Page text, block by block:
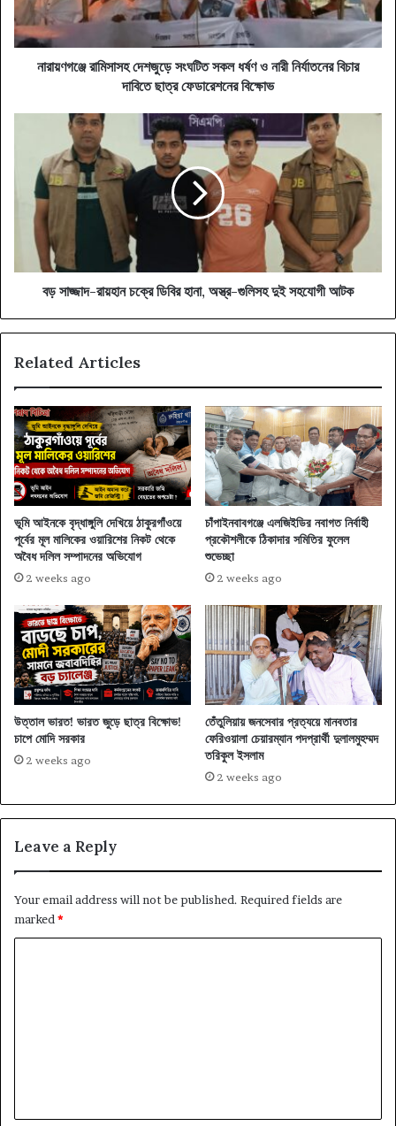
ও
নারী
নির্যাতনের
নারায়ণগঞ্জে রামিসাসহ দেশজুড়ে সংঘটিত সকল ধর্ষণ ও নারী নির্যাতনের বিচার
দাবিতে ছাত্র ফেডারেশনের বিক্ষোভ
গুলিসহ
দুই
সহযোগীবড় সাজ্জাদ-রায়হান চক্রে ডিবির হানা, অস্ত্র-গুলিসহ দুই সহযোগী আটক
Related Articles
ভূমি আইনকে বৃদ্ধাঙ্গুলি দেখিয়ে ঠাকুরগাঁওয়ে
পূর্বের মূল মালিকের ওয়ারিশের নিকট থেকে
অবৈধ দলিল সম্পাদনের অভিযোগ
2 weeks ago
চাঁপাইনবাবগঞ্জে এলজিইডির নবাগত নির্বাহী
প্রকৌশলীকে ঠিকাদার সমিতির ফুলেল
শুভেচ্ছা
2 weeks ago
উত্তাল ভারত! ভারত জুড়ে ছাত্র বিক্ষোভ!
চাপে মোদি সরকার
2 weeks ago
তেঁতুলিয়ায় জনসেবার প্রত্যয়ে মানবতার
ফেরিওয়ালা চেয়ারম্যান পদপ্রার্থী দুলালমুহম্মদ
তরিকুল ইসলাম
2 weeks ago
Leave a Reply
Your email address will not be published. Required fields are
marked *